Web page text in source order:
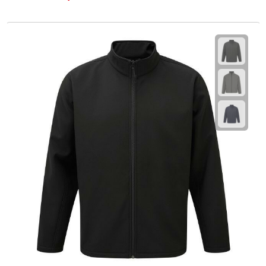
Fietspompen
Fietsverlichting
Fiets reparatiesets
Zadelhoezen
Drinkwaren
Drinkbekers
Bekers